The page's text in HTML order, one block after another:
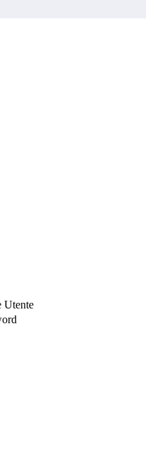
Utente